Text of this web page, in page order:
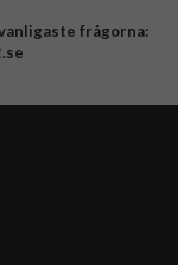
frågorna: